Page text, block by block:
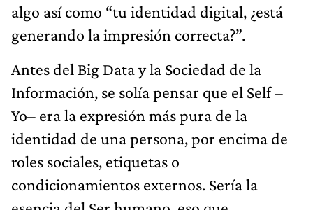
algo así como “tu identidad digital, ¿está
generando la impresión correcta?”.
Antes del Big Data y la Sociedad de la
Información, se solía pensar que el Self –
Yo– era la expresión más pura de la
identidad de una persona, por encima de
roles sociales, etiquetas o
condicionamientos externos. Sería la